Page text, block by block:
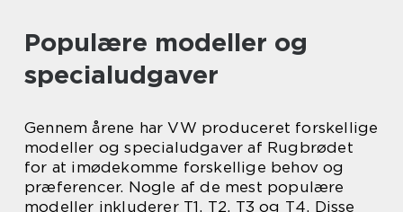
Populære modeller og
specialudgaver
Gennem årene har VW produceret forskellige
modeller og specialudgaver af Rugbrødet
for at imødekomme forskellige behov og
præferencer. Nogle af de mest populære
modeller inkluderer T1, T2, T3 og T4. Disse